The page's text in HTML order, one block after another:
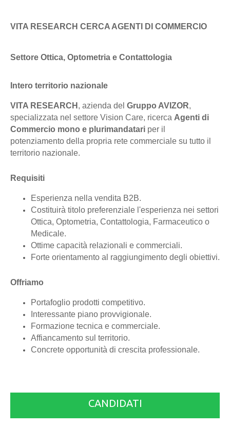
VITA RESEARCH CERCA AGENTI DI COMMERCIO
Settore Ottica, Optometria e Contattologia
Intero territorio nazionale
VITA RESEARCH , azienda del Gruppo AVIZOR,
specializzata nel settore Vision Care, ricerca Agenti di
Commercio mono e plurimandatari per il
potenziamento della propria rete commerciale su tutto il
territorio nazionale.
Requisiti
Esperienza nella vendita B2B.
Costituirà titolo preferenziale l'esperienza nei settori
Ottica, Optometria, Contattologia, Farmaceutico o
Medicale.
Ottime capacità relazionali e commerciali.
Forte orientamento al raggiungimento degli obiettivi.
Offriamo
Portafoglio prodotti competitivo.
Interessante piano provvigionale.
Formazione tecnica e commerciale.
Affiancamento sul territorio.
Concrete opportunità di crescita professionale.
CANDIDATI